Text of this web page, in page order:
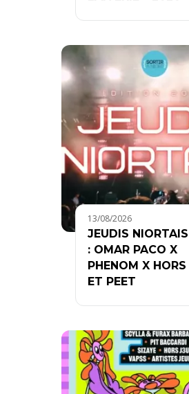
13/08/2026
JEUDIS
: OMAR PACO X
PHENOM X
ET PEET